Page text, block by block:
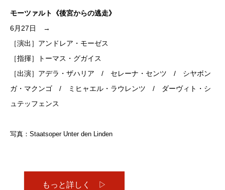
モーツァルト《後宮からの逃走》
6月27日 →
［演出］アンドレア・モーゼス
［指揮］トーマス・グガイス
［出演］アデラ・ザハリア / セレーナ・センツ / シヤボン
ガ・マクンゴ / ミヒャエル・ラウレンツ / ダーヴィト・シ
ュテッフェンス
写真：Staatsoper Unter den Linden
もっと詳しく ▷